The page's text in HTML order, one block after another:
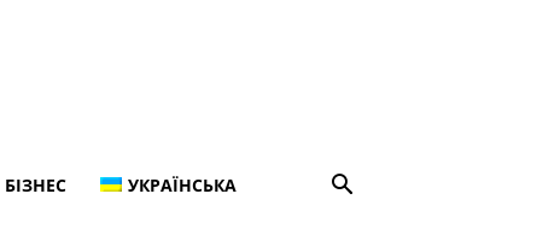
БІЗНЕС УКРАЇНСЬКА